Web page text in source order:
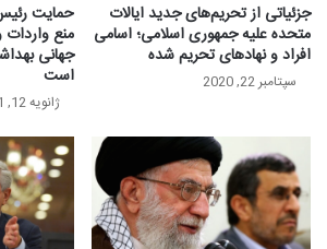
جزئیاتی از تحریم‌های جدید ایالات
متحده علیه جمهوری اسلامی؛ اسامی
افراد و نهادهای تحریم شده
سپتامبر 22, 2020
حمایت
منع
جهانی
است
ژانویه 12, 2021